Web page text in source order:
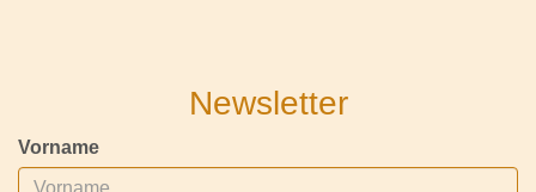
Newsletter
Vorname